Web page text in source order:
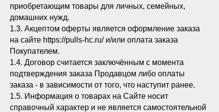
приобретающим товары для личных, семейных,
домашних нужд.
1.3. Акцептом оферты является оформление заказа
на сайте https://pulls-hc.ru/ и/или оплата заказа
Покупателем.
1.4. Договор считается заключённым с момента
подтверждения заказа Продавцом либо оплаты
заказа - в зависимости от того, что наступит ранее.
1.5. Информация о товарах на Сайте носит
справочный характер и не является самостоятельной